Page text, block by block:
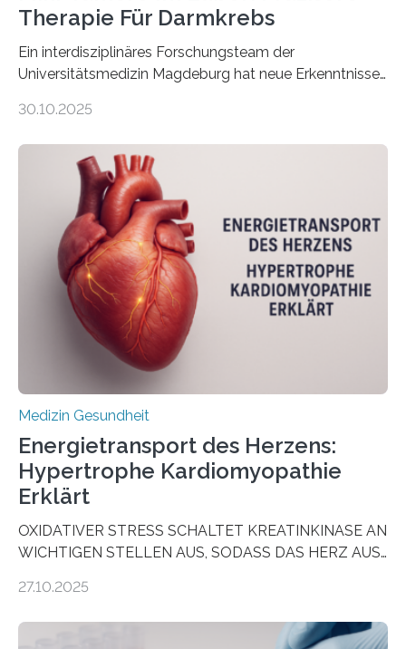
Therapie Für Darmkrebs
Ein interdisziplinäres Forschungsteam der
Universitätsmedizin Magdeburg hat neue Erkenntnisse
behandelt werden kann. In ihrer aktuellen Studie,
Oncology, zeigen die Forschenden, dass Mini-Tumore
aus Gewebe von Patientinnen und Patienten –
sogenannte Organoide – genutzt werden können, um
vorab zu prüfen, welche Medikamente am besten
wirken. Dabei wurde ein Eiweiß identifiziert, das künftig
als Biomarker für die Wahl der passenden Therapie
dienen könnte. Darmkrebs zählt weltweit zu den
häufigsten Krebsarten und stellt…
30.10.2025
Medizin Gesundheit
Energietransport des Herzens:
Hypertrophe Kardiomyopathie
Erklärt
OXIDATIVER STRESS SCHALTET KREATINKINASE AN
WICHTIGEN STELLEN AUS, SODASS DAS HERZ AUS
aus dem Deutschen Zentrum für Herzinsuffizienz
im Journal Circulation, warum der Energietransport bei
27.10.2025